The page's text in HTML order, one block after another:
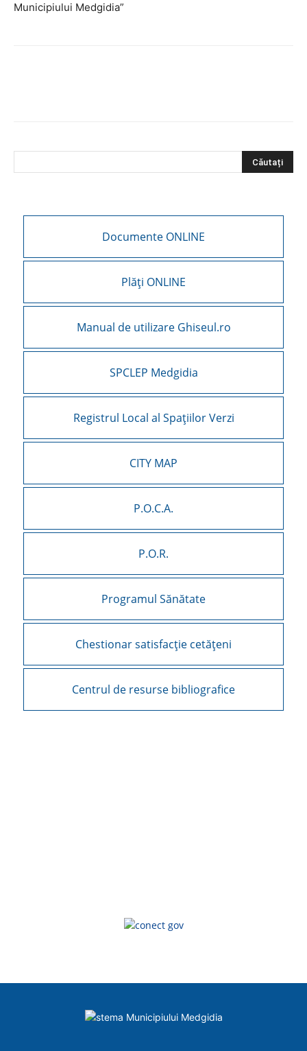
Municipiului Medgidia”
Documente ONLINE
Plăți ONLINE
Manual de utilizare Ghiseul.ro
SPCLEP Medgidia
Registrul Local al Spațiilor Verzi
CITY MAP
P.O.C.A.
P.O.R.
Programul Sănătate
Chestionar satisfacție cetățeni
Centrul de resurse bibliografice